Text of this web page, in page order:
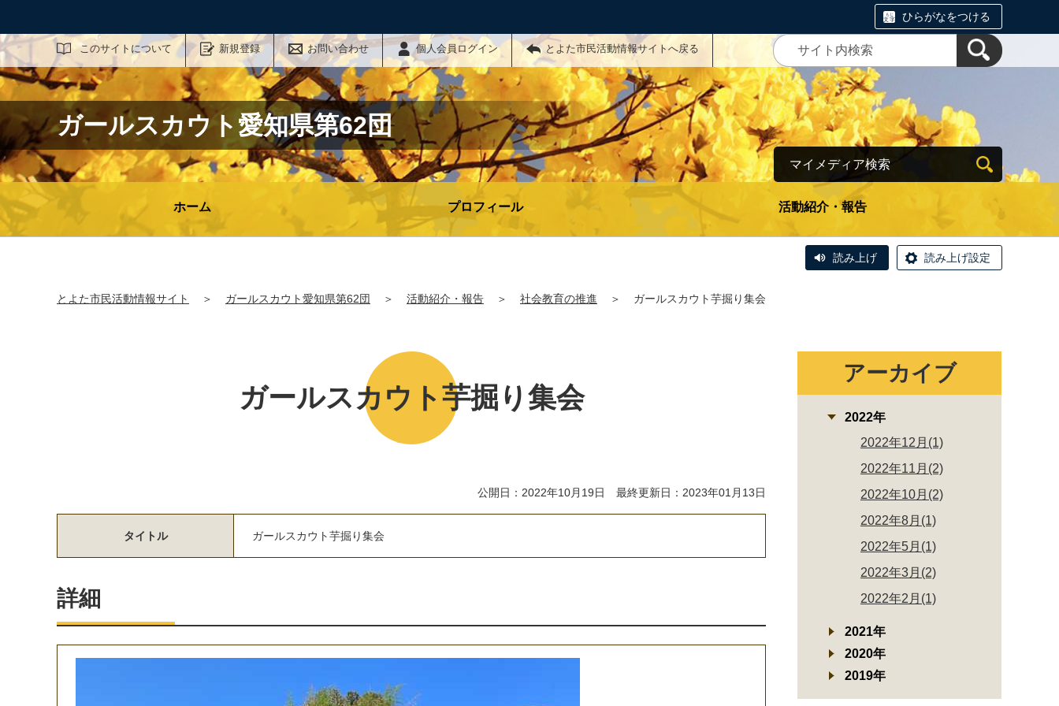
ひらがなをつける
このサイトについて 新規登録 お問い合わせ 個人会員ログイン とよた市民活動情報サイトへ戻る
サイト内検索
ガールスカウト愛知県第62団
ホーム プロフィール 活動紹介・報告
マイメディア検索
読み上げ 読み上げ設定
とよた市民活動情報サイト ＞ ガールスカウト愛知県第62団 ＞ 活動紹介・報告 ＞ 社会教育の推進 ＞ ガールスカウト芋掘り集会
ガールスカウト芋掘り集会
公開日：2022年10月19日 最終更新日：2023年01月13日
タイトル ガールスカウ ト芋掘 り集会
詳細
アーカイブ
2022年
2022年12月(1)
2022年11月(2)
2022年10月(2)
2022年8月(1)
2022年5月(1)
2022年3月(2)
2022年2月(1)
2021年
2020年
2019年